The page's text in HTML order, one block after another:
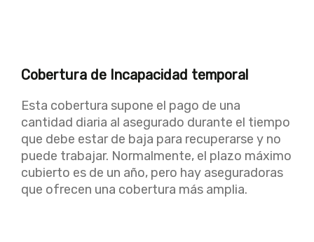
Cobertura de Incapacidad temporal
Esta cobertura supone el pago de una
cantidad diaria al asegurado durante el tiempo
que debe estar de baja para recuperarse y no
puede trabajar. Normalmente, el plazo máximo
cubierto es de un año, pero hay aseguradoras
que ofrecen una cobertura más amplia.